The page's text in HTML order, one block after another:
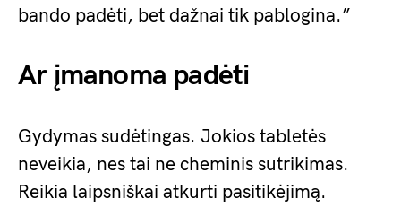
bando padėti, bet dažnai tik pablogina.”
Ar įmanoma padėti
Gydymas sudėtingas. Jokios tabletės
neveikia, nes tai ne cheminis sutrikimas.
Reikia laipsniškai atkurti pasitikėjimą.